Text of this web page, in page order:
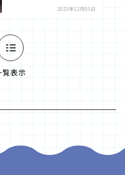
覧表示
2025年12月05日